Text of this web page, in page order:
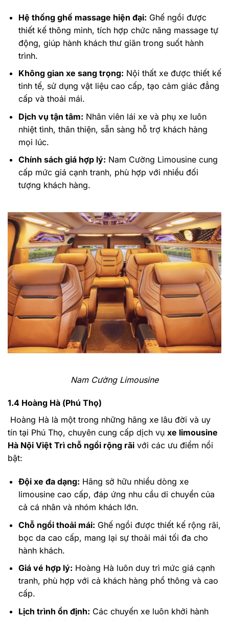
Hệ thống ghế massage hiện đại: Ghế ngồi được
thiết kế thông minh, tích hợp chức năng massage tự
động, giúp hành khách thư giãn trong suốt hành
trình.
Không gian xe sang trọng: Nội thất xe được thiết kế
tinh tế, sử dụng vật liệu cao cấp, tạo cảm giác đẳng
cấp và thoải mái.
Dịch vụ tận tâm: Nhân viên lái xe và phụ xe luôn
nhiệt tình, thân thiện, sẵn sàng hỗ trợ khách hàng
mọi lúc.
Chính sách giá hợp lý: Nam Cường Limousine cung
cấp mức giá cạnh tranh, phù hợp với nhiều đối
tượng khách hàng.
Nam Cường Limousine
1.4 Hoàng Hà (Phú Thọ)
Hoàng Hà là một trong những hãng xe lâu đời và uy
tín tại Phú Thọ, chuyên cung cấp dịch vụ xe limousine
Hà Nội Việt Trì chỗ ngồi rộng rãi với các ưu điểm nổi
bật:
Đội xe đa dạng: Hãng sở hữu nhiều dòng xe
limousine cao cấp, đáp ứng nhu cầu di chuyển của
cả cá nhân và nhóm khách lớn.
Chỗ ngồi thoải mái: Ghế ngồi được thiết kế rộng rãi,
bọc da cao cấp, mang lại sự thoải mái tối đa cho
hành khách.
Giá vé hợp lý: Hoàng Hà luôn duy trì mức giá cạnh
tranh, phù hợp với cả khách hàng phổ thông và cao
cấp.
Lịch trình ổn định: Các chuyến xe luôn khởi hành